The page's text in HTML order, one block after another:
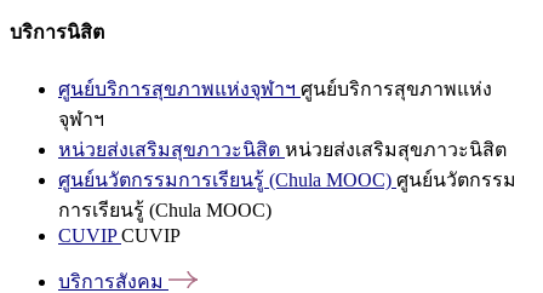
บริการนิสิต
ศูนย์บริการสุขภาพแห่งจุฬาฯ ศูนย์บริการสุขภาพแห่ง
จุฬาฯ
หน่วยส่งเสริมสุขภาวะนิสิต หน่วยส่งเสริมสุขภาวะนิสิต
ศูนย์นวัตกรรมการเรียนรู้ (Chula MOOC) ศูนย์นวัตกรรม
การเรียนรู้ (Chula MOOC)
CUVIPCUVIP
บริการสังคม